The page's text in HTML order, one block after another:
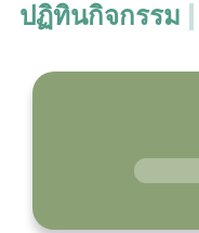
ปฏิทินกิจกรรม